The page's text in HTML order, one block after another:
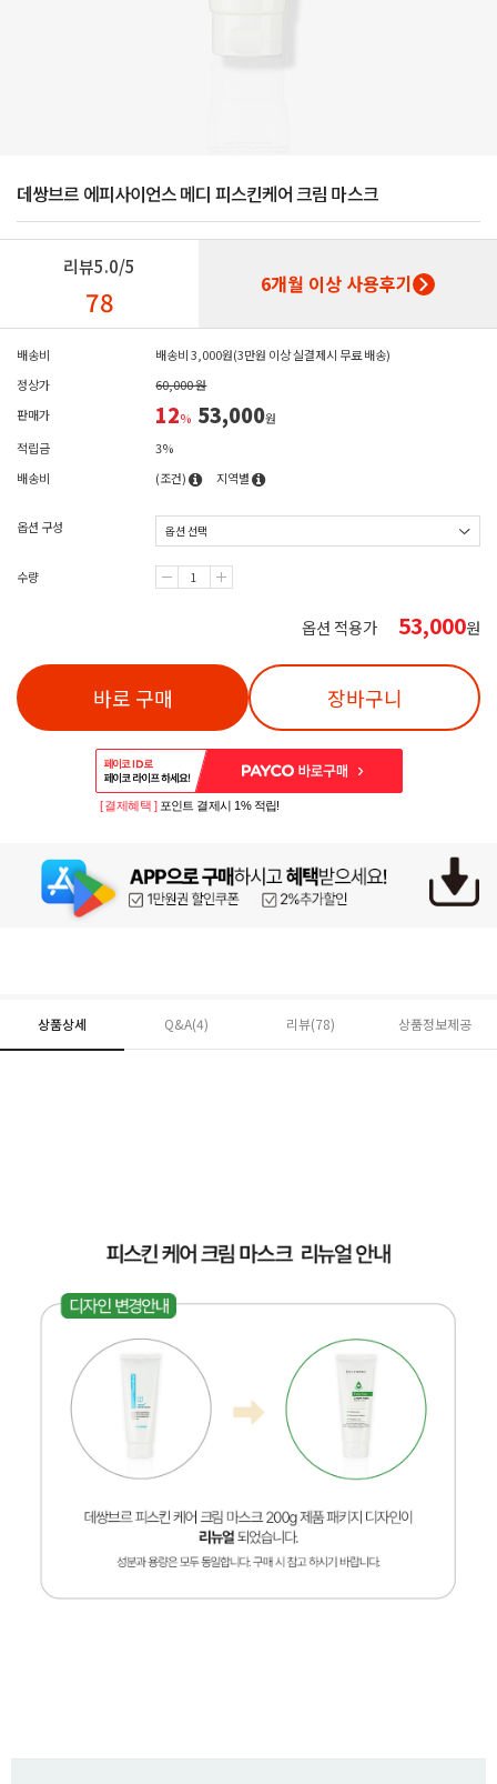
데쌍브르 에피사이언스 메디 피스킨케어 크림 마스크
리뷰5.0/5
78 6개월 이상 사용후기
배송비
배송비 3,000원(3만원 이상 실결제시 무료 배송)
정상가
60,000 원
판매가
12% 53,000원
적립금
3%
배송비
(조건) 지역별
옵션 구성
수량
옵션 적용가 53,000원
바로 구매 장바구니
페이코 ID로 페
[ 결제혜택 ] 포인트 결제시 1% 적립!
상품상세 Q&A(4) 리뷰(78) 상품정보제공